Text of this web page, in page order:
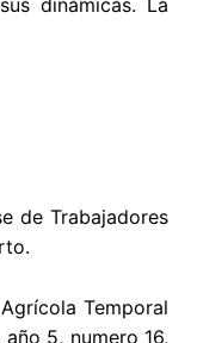
de Trabajadores
Temporal
5, numero 16,